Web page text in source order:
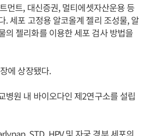
먼트, 대신증권, 멀티에셋자산운용 등
. 세포 고정용 알코올계 젤리 조성물, 알
의 젤리화를 이용한 세포 검사 방법을
에 상장됐다.
병원 내 바이오다인 제2연구소를 설립
STD, HPV 및 자궁 경부 세포의